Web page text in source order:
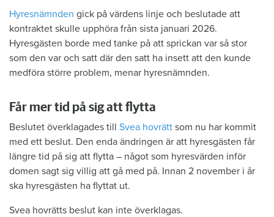
Hyresnämnden gick på värdens linje och beslutade att
kontraktet skulle upphöra från sista januari 2026.
Hyresgästen borde med tanke på att sprickan var så stor
som den var och satt där den satt ha insett att den kunde
medföra större problem, menar hyresnämnden.
Får mer tid på sig att flytta
Beslutet överklagades till Svea hovrätt som nu har kommit
med ett beslut. Den enda ändringen är att hyresgästen får
längre tid på sig att flytta – något som hyresvärden inför
domen sagt sig villig att gå med på. Innan 2 november i år
ska hyresgästen ha flyttat ut.
Svea hovrätts beslut kan inte överklagas.